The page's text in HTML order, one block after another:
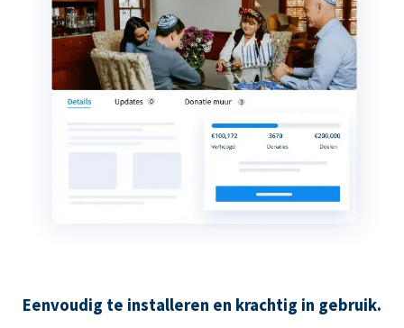
Eenvoudig te installeren en krachtig in gebruik.